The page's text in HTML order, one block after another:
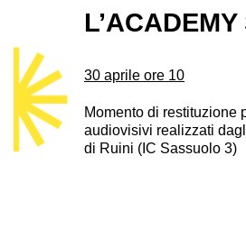
30 aprile ore 10
Momento di restituzione
audiovisivi realizzati
di Ruini (IC Sassuolo 3)